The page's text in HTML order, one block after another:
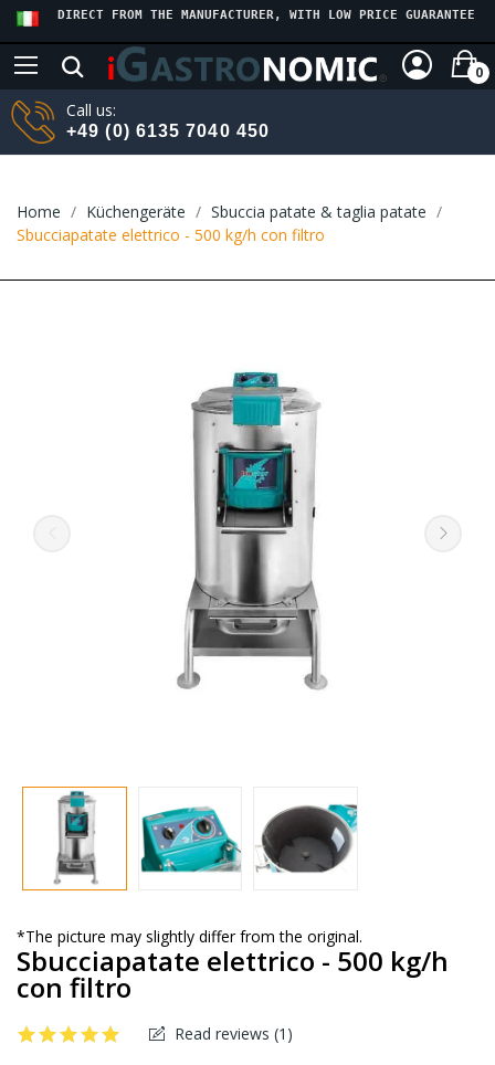
DIRECT FROM THE MANUFACTURER, WITH LOW PRICE GUARANTEE
0
Call us:
+49 (0) 6135 7040 450
Home Küchengeräte
Sbuccia patate & taglia patate
Sbucciapatate elettrico - 500 kg/h con filtro
*The picture may slightly differ from the original.
Sbucciapatate elettrico - 500 kg/h
con filtro
Read reviews (1 )